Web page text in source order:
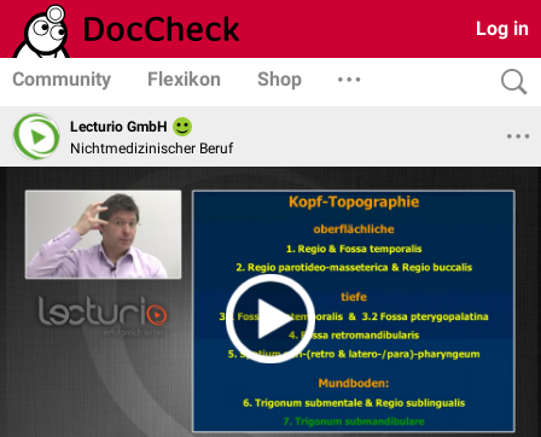
Log in
Community Flexikon Shop
Lecturio GmbH
Nichtmedizinischer Beruf